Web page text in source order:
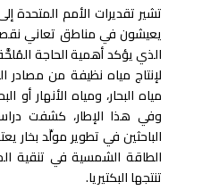
تشير تقديرات الأمم
يعيشون في مناطق تعاني نقصاً
الذي يؤكد أهمية الحاجة
لإنتاج مياه نظيفة من مصادر
مياه البحار، ومياه الأنهار أو
وفي هذا الإطار، كشفت
الباحثين في تطوير مولِّد بخار
الطاقة الشمسية في تنقية
تنتجها البكتيريا.